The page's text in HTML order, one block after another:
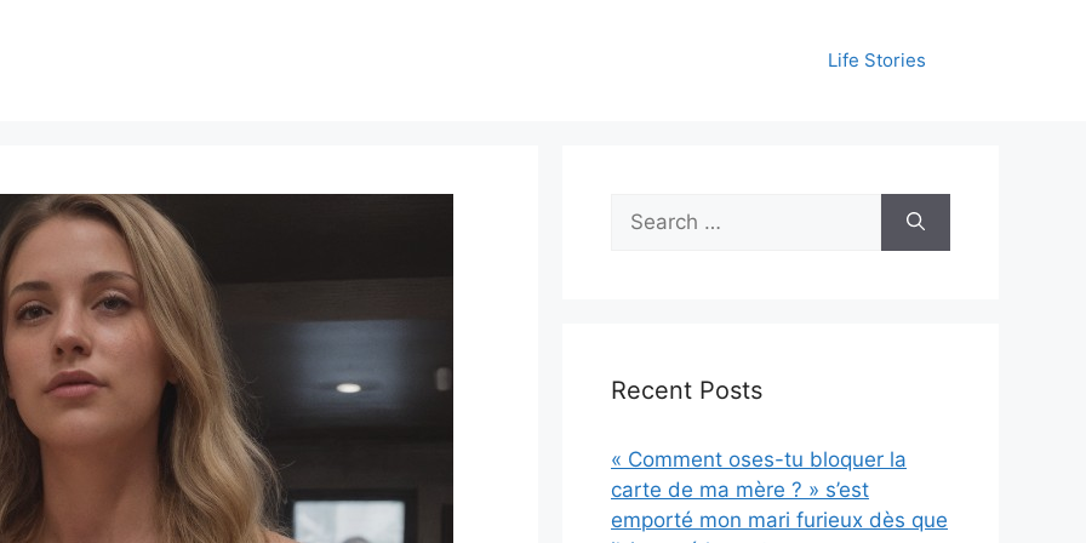
Life Stories
Search
for:
Recent Posts
« Comment oses-tu bloquer la
carte de ma mère ? » s’est
emporté mon mari furieux dès que